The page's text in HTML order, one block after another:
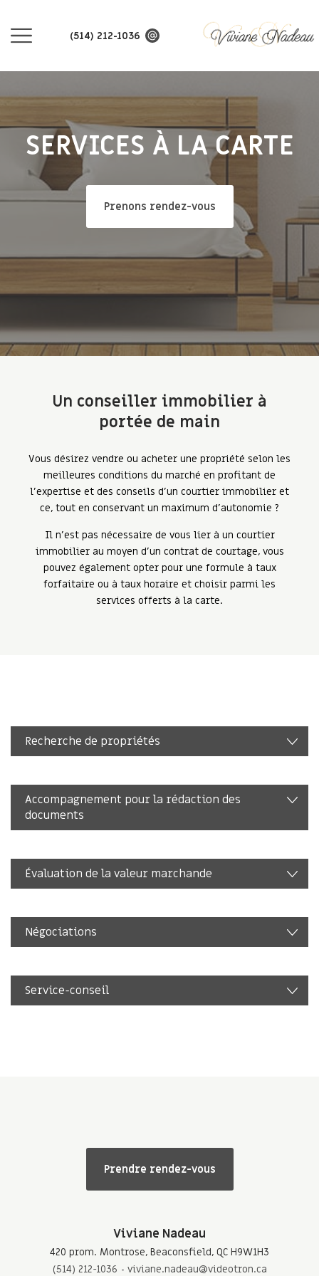
(514) 212-1036
SERVICES À LA CARTE
Prenons rendez-vous
Un conseiller immobilier à
portée de main
Vous désirez vendre ou acheter une propriété selon les
meilleures conditions du marché en profitant de
l’expertise et des conseils d’un courtier immobilier et
ce, tout en conservant un maximum d’autonomie ?
Il n’est pas nécessaire de vous lier à un courtier
immobilier au moyen d’un contrat de courtage, vous
pouvez également opter pour une formule à taux
forfaitaire ou à taux horaire et choisir parmi les
services offerts à la carte.
Recherche de propriétés
Accompagnement pour la rédaction des
documents
Évaluation de la valeur marchande
Négociations
Service-conseil
Prendre rendez-vous
Viviane Nadeau
420 prom. Montrose, Beaconsfield, QC H9W1H3
(514) 212-1036
viviane.nadeau@videotron.ca